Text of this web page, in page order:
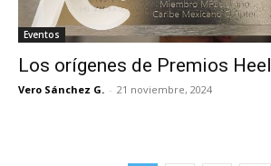
Eventos
Los orígenes de Premios Heel
Vero Sánchez G. - 21 noviembre, 2024